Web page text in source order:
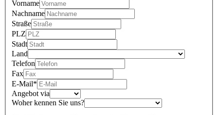
Vorname
Nachname
Straße
PLZ
Stadt
Land
Telefon
Fax
E-Mail*
Angebot via
Woher kennen Sie uns?